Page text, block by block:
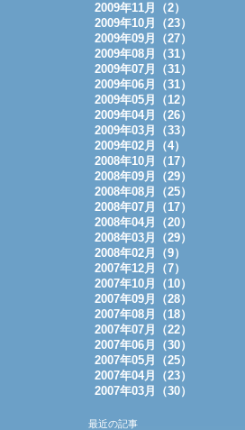
2009年11月（2）
2009年10月（23）
2009年09月（27）
2009年08月（31）
2009年07月（31）
2009年06月（31）
2009年05月（12）
2009年04月（26）
2009年03月（33）
2009年02月（4）
2008年10月（17）
2008年09月（29）
2008年08月（25）
2008年07月（17）
2008年04月（20）
2008年03月（29）
2008年02月（9）
2007年12月（7）
2007年10月（10）
2007年09月（28）
2007年08月（18）
2007年07月（22）
2007年06月（30）
2007年05月（25）
2007年04月（23）
2007年03月（30）
最近の記事